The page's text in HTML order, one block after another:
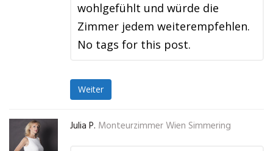
wohlgefühlt und würde die
Zimmer jedem weiterempfehlen.
No tags for this post.
Weiter
Julia P. Monteurzimmer Wien Simmering